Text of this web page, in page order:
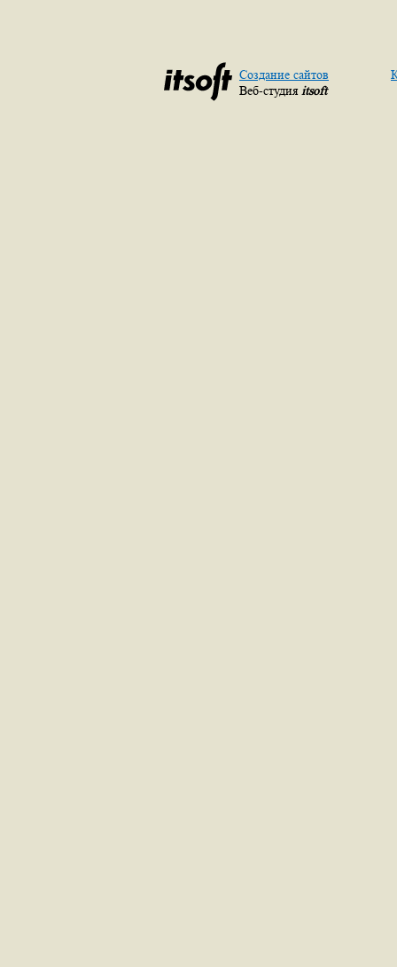
Создание сайтов
Веб-студия itsoft